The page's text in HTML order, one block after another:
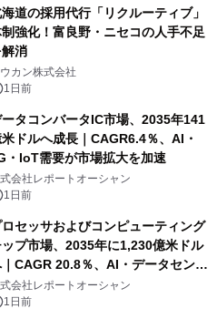
道の採用代行「リクルーティブ」
強化！富良野・ニセコの人手不足
解消
カン株式会社
1日前
タコンバータIC市場、2035年141
ドルへ成長｜CAGR6.4％、AI・
・IoT需要が市場拡大を加速
会社レポートオーシャン
1日前
ロセッサおよびコンピューティング
プ市場、2035年に1,230億米ドル
CAGR 20.8％、AI・データセンタ
要が成長を牽引
会社レポートオーシャン
1日前